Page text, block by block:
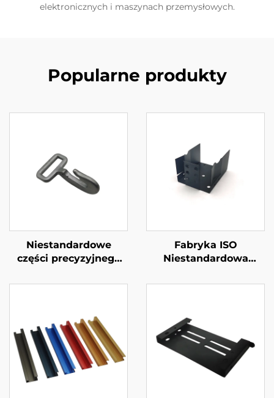
elektronicznych i maszynach przemysłowych.
Popularne produkty
Niestandardowe
części precyzyjnego
Fabryka ISO
Niestandardowa
Metalowej Blachy